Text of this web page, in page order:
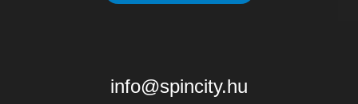
info@spincity.hu